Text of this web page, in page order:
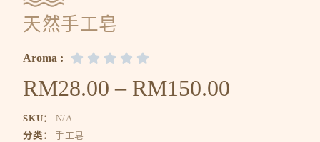
天然手工皂
Aroma :     
RM28.00 – RM150.00
SKU： N/A
分类：手工皂